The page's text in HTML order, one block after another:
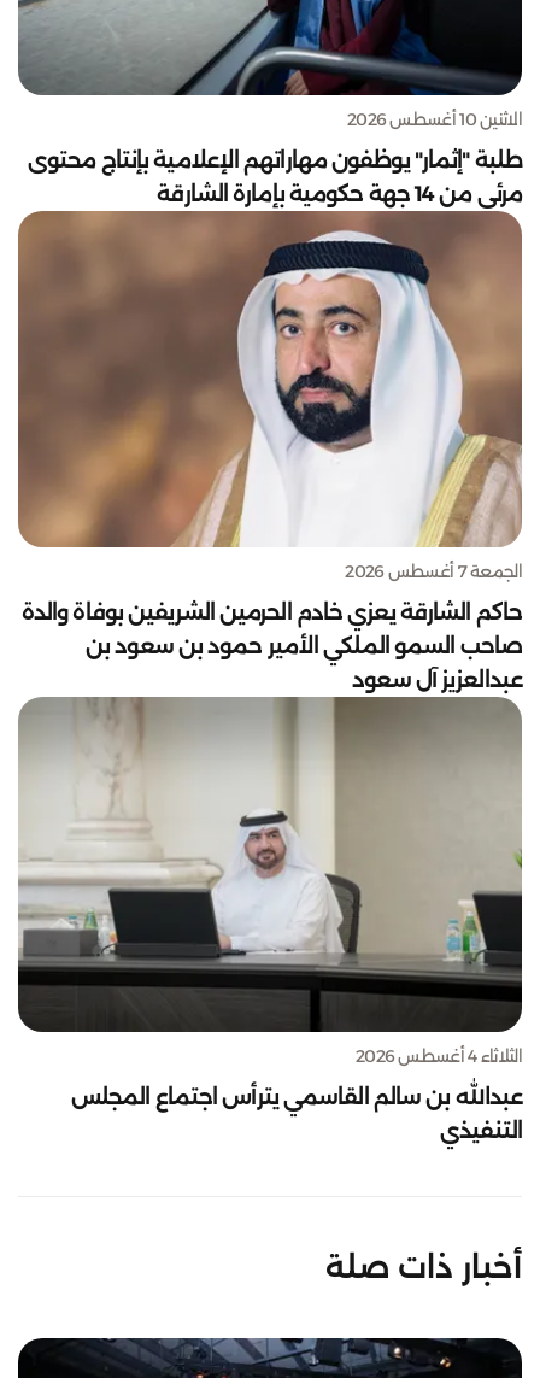
الاثنين 10 أغسطس 2026
طلبة "إثمار" يوظفون مهاراتهم الإعلامية بإنتاج محتوى
مرئي من 14 جهة حكومية بإمارة الشارقة
الجمعة 7 أغسطس 2026
حاكم الشارقة يعزي خادم الحرمين الشريفين بوفاة والدة
صاحب السمو الملكي الأمير حمود بن سعود بن
عبدالعزيز آل سعود
الثلاثاء 4 أغسطس 2026
عبدالله بن سالم القاسمي يترأس اجتماع المجلس
التنفيذي
أخبار ذات صلة